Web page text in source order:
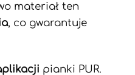
materiał ten
, co gwarantuje
pianki PUR.